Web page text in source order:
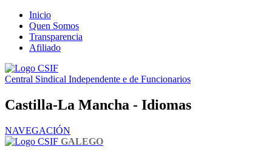
Inicio
Quen Somos
Transparencia
Afiliado
Central Sindical Independente e de Funcionarios
Castilla-La Mancha - Idiomas
NAVEGACIÓN
GALEGO